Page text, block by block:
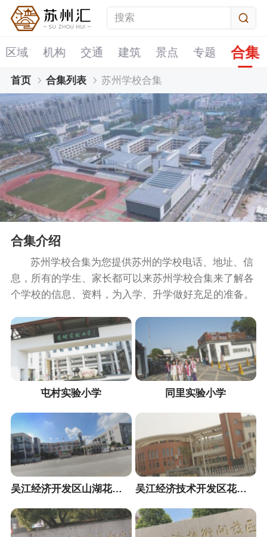
区域 机构 交通 建筑 景点 专题 合集
首页 合集列表 苏州学校合集
合集介绍
苏州学校合集为您提供苏州的学校电话、地址、信
息，所有的学生、家长都可以来苏州学校合集来了解各
个学校的信息、资料，为入学、升学做好充足的准备。
屯村实验小学 同里实验小学
吴江经济开发区山湖花园小学 吴江经济技术开发区花港迎春小学